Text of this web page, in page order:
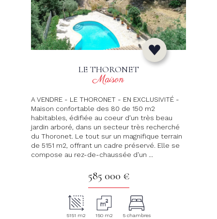
LE THORONET
Maison
A VENDRE - LE THORONET - EN EXCLUSIVITÉ -
Maison confortable des 80 de 150 m2
habitables, édifiée au coeur d'un très beau
jardin arboré, dans un secteur très recherché
du Thoronet. Le tout sur un magnifique terrain
de 5151 m2, offrant un cadre préservé. Elle se
compose au rez-de-chaussée d'un ...
585 000 €
5151 m2 150 m2 5 chambres